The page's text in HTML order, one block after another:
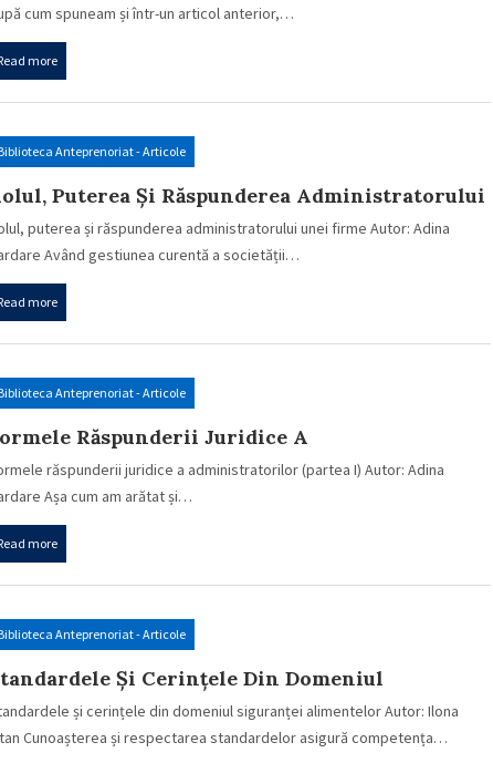
cum spuneam și într-un articol anterior,…
more
Anteprenoriat - Articole
Puterea Și Răspunderea Administratorului
Firme
puterea și răspunderea administratorului unei firme Autor: Adina
Având gestiunea curentă a societății…
more
Anteprenoriat - Articole
Răspunderii Juridice A
(partea I)
răspunderii juridice a administratorilor (partea I) Autor: Adina
Așa cum am arătat și…
more
Anteprenoriat - Articole
Și Cerințele Din Domeniul
Alimentelor
și cerințele din domeniul siguranței alimentelor Autor: Ilona
Cunoașterea și respectarea standardelor asigură competența…